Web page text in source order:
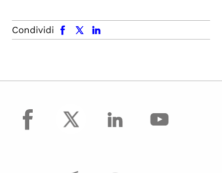
Condividi
facebook x.com linkedin
facebook